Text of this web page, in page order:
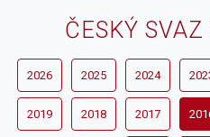
ČESKÝ
2026 2025 2024
2019 2018 2017